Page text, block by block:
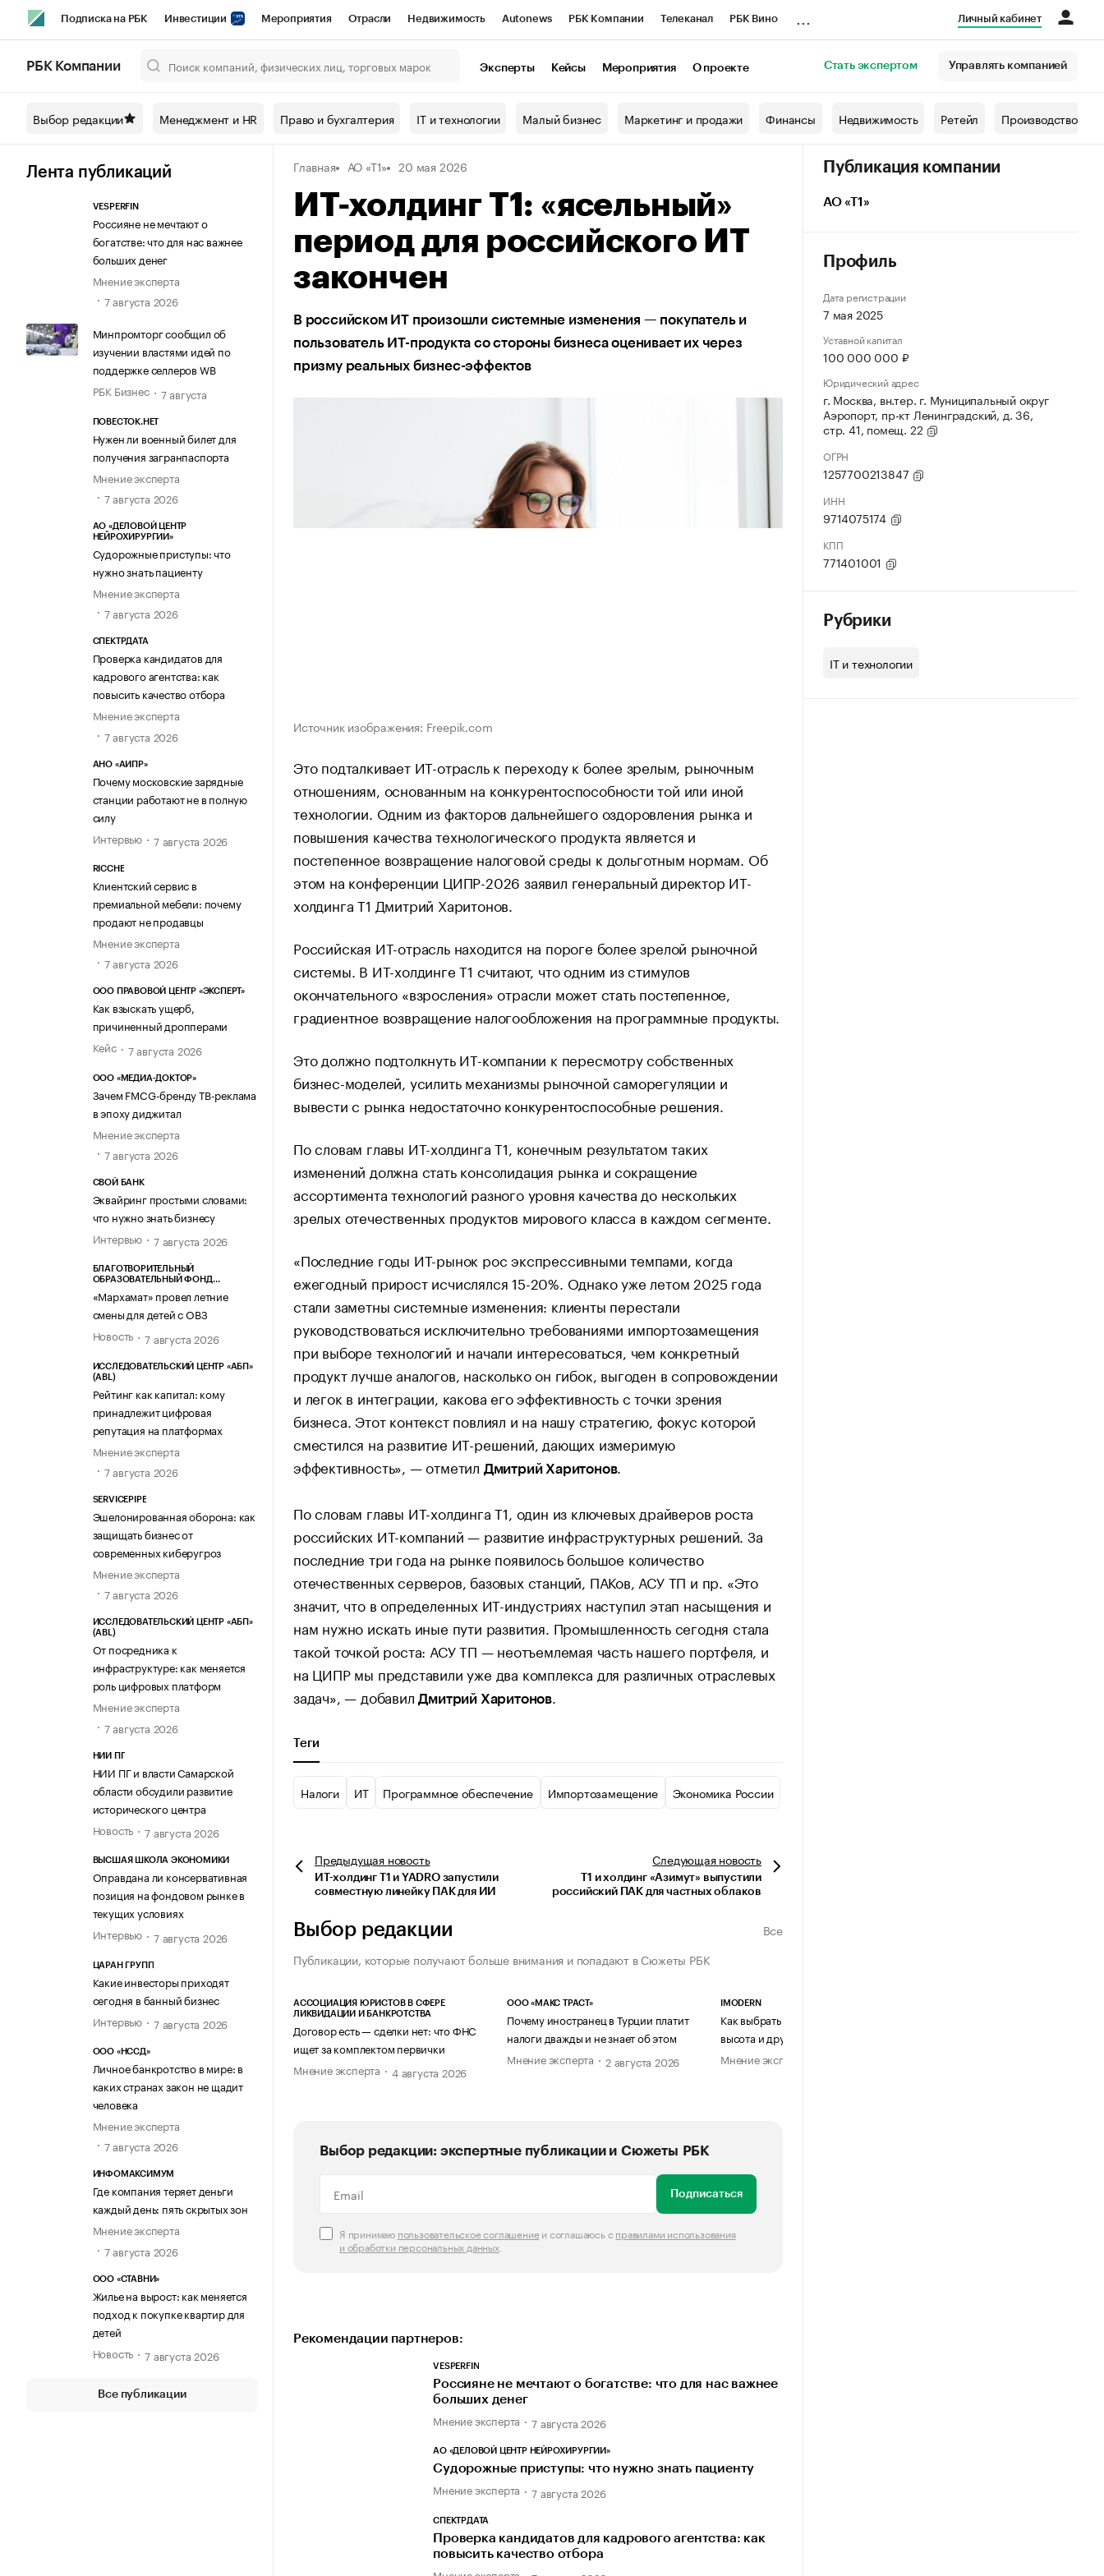
Подписка на РБК Инвестиции Мероприятия Отрасли Недвижимость Autonews РБК Компании Телеканал РБК Вино
Спецпроекты СПб Конференции СПб Спецпроекты Проверка контрагентов
Технологии и медиа Рынок наличной валюты
Личный кабинет
РБК Компании Эксперты Кейсы Мероприятия О проекте Стать экспертом Управлять компанией
Выбор редакции Менеджмент и HR Право и бухгалтерия IT и технологии Малый бизнес Маркетинг и продажи Финансы Недвижимость Ретейл Производство
Лента публикаций
VESPERFIN
Россияне не мечтают о
богатстве: что для нас важнее
больших денег
Мнение эксперта
7 августа 2026
Минпромторг сообщил об
изучении властями идей по
поддержке селлеров WB
РБК Бизнес
7 августа
ПОВЕСТОК.НЕТ
Нужен ли военный билет для
получения загранпаспорта
Мнение эксперта
7 августа 2026
АО «ДЕЛОВОЙ ЦЕНТР
НЕЙРОХИРУРГИИ»
Судорожные приступы: что
нужно знать пациенту
Мнение эксперта
7 августа 2026
СПЕКТРДАТА
Проверка кандидатов для
кадрового агентства: как
повысить качество отбора
Мнение эксперта
7 августа 2026
АНО «АИПР»
Почему московские зарядные
станции работают не в полную
силу
Интервью
7 августа 2026
RICCHE
Клиентский сервис в
премиальной мебели: почему
продают не продавцы
Мнение эксперта
7 августа 2026
ООО ПРАВОВОЙ ЦЕНТР «ЭКСПЕРТ»
Как взыскать ущерб,
причиненный дропперами
Кейс
7 августа 2026
ООО «МЕДИА-ДОКТОР»
Зачем FMCG-бренду ТВ-реклама
в эпоху диджитал
Мнение эксперта
7 августа 2026
СВОЙ БАНК
Эквайринг простыми словами:
что нужно знать бизнесу
Интервью
7 августа 2026
БЛАГОТВОРИТЕЛЬНЫЙ
ОБРАЗОВАТЕЛЬНЫЙ ФОНД
«Мархамат» провел летние
смены для детей с ОВЗ
Новость
7 августа 2026
ИССЛЕДОВАТЕЛЬСКИЙ ЦЕНТР «АБП»
(ABL)
Рейтинг как капитал: кому
принадлежит цифровая
репутация на платформах
Мнение эксперта
7 августа 2026
SERVICEPIPE
Эшелонированная оборона: как
защищать бизнес от
современных киберугроз
Мнение эксперта
7 августа 2026
ИССЛЕДОВАТЕЛЬСКИЙ ЦЕНТР «АБП»
(ABL)
От посредника к
инфраструктуре: как меняется
роль цифровых платформ
Мнение эксперта
7 августа 2026
НИИ ПГ
НИИ ПГ и власти Самарской
области обсудили развитие
исторического центра
Новость
7 августа 2026
ВЫСШАЯ ШКОЛА ЭКОНОМИКИ
Оправдана ли консервативная
позиция на фондовом рынке в
текущих условиях
Интервью
7 августа 2026
ЦАРАН ГРУПП
Какие инвесторы приходят
сегодня в банный бизнес
Интервью
7 августа 2026
ООО «НССД»
Личное банкротство в мире: в
каких странах закон не щадит
человека
Мнение эксперта
7 августа 2026
ИНФОМАКСИМУМ
Где компания теряет деньги
каждый день: пять скрытых зон
Мнение эксперта
7 августа 2026
ООО «СТАВНИ»
Жилье на вырост: как меняется
подход к покупке квартир для
детей
Новость
7 августа 2026
Все публикации
Главная АО «Т1» 20 мая 2026
ИТ-холдинг Т1: «ясельный»
период для российского ИТ
закончен
В российском ИТ произошли системные изменения — покупатель и
пользователь ИТ-продукта со стороны бизнеса оценивает их через
призму реальных бизнес-эффектов
Источник изображения: Freepik.com
Это подталкивает ИТ-отрасль к переходу к более зрелым, рыночным
отношениям, основанным на конкурентоспособности той или иной
технологии. Одним из факторов дальнейшего оздоровления рынка и
повышения качества технологического продукта является и
постепенное возвращение налоговой среды к дольготным нормам. Об
этом на конференции ЦИПР-2026 заявил генеральный директор ИТ-
холдинга Т1 Дмитрий Харитонов.
Российская ИТ-отрасль находится на пороге более зрелой рыночной
системы. В ИТ-холдинге Т1 считают, что одним из стимулов
окончательного «взросления» отрасли может стать постепенное,
градиентное возвращение налогообложения на программные продукты.
Это должно подтолкнуть ИТ-компании к пересмотру собственных
бизнес-моделей, усилить механизмы рыночной саморегуляции и
вывести с рынка недостаточно конкурентоспособные решения.
По словам главы ИТ-холдинга Т1, конечным результатом таких
изменений должна стать консолидация рынка и сокращение
ассортимента технологий разного уровня качества до нескольких
зрелых отечественных продуктов мирового класса в каждом сегменте.
«Последние годы ИТ-рынок рос экспрессивными темпами, когда
ежегодный прирост исчислялся 15-20%. Однако уже летом 2025 года
стали заметны системные изменения: клиенты перестали
руководствоваться исключительно требованиями импортозамещения
при выборе технологий и начали интересоваться, чем конкретный
продукт лучше аналогов, насколько он гибок, выгоден в сопровождении
и легок в интеграции, какова его эффективность с точки зрения
бизнеса. Этот контекст повлиял и на нашу стратегию, фокус которой
сместился на развитие ИТ-решений, дающих измеримую
эффективность», — отметил Дмитрий Харитонов.
По словам главы ИТ-холдинга Т1, один из ключевых драйверов роста
российских ИТ-компаний — развитие инфраструктурных решений. За
последние три года на рынке появилось большое количество
отечественных серверов, базовых станций, ПАКов, АСУ ТП и пр. «Это
значит, что в определенных ИТ-индустриях наступил этап насыщения и
нам нужно искать иные пути развития. Промышленность сегодня стала
такой точкой роста: АСУ ТП — неотъемлемая часть нашего портфеля, и
на ЦИПР мы представили уже два комплекса для различных отраслевых
задач», — добавил Дмитрий Харитонов
Теги
Налоги ИТ Программное обеспечение Импортозамещение Экономика России
Предыдущая новость
ИТ-холдинг T1 и YADRO запустили
совместную линейку ПАК для ИИ
Следующаяновость
Т1 и холдинг «Азимут» выпустили
российский ПАК для частных облаков
Выбор редакции
Все
Публикации, которые получают больше внимания и попадают в Сюжеты РБК
АССОЦИАЦИЯ ЮРИСТОВ В СФЕРЕ
ЛИКВИДАЦИИ И БАНКРОТСТВА
Договор есть — сделки нет: что ФНС
ищет за комплектом первички
Мнение эксперта
4 августа 2026
ООО «МАКС ТРАСТ»
Почему иностранец в Турции платит
налоги дважды и не знает об этом
Мнение эксперта
2 августа 2026
IMODERN
Как выбрать журнальный столик:
высота и другие ключевые параметры
Мнение эксперта
Выбор редакции: экспертные публикации и Сюжеты РБК
Подписаться
Я принимаю пользовательское соглашениеи соглашаюсь с правилами использования
и обработки персональных данных.
Рекомендации партнеров:
VESPERFIN
Россияне не мечтают о богатстве: что для нас важнее
больших денег
Мнение эксперта 7 августа 2026
АО «ДЕЛОВОЙ ЦЕНТР НЕЙРОХИРУРГИИ»
Судорожные приступы: что нужно знать пациенту
Мнение эксперта 7 августа 2026
СПЕКТРДАТА
Проверка кандидатов для кадрового агентства: как
повысить качество отбора
Публикация компании
АО «Т1»
Профиль
Дата регистрации
7 мая 2025
Уставной капитал
100 000 000 ₽
Юридический адрес
г. Москва, вн.тер. г. Муниципальный округ
Аэропорт, пр-кт Ленинградский, д. 36,
стр. 41, помещ. 22
ОГРН
1257700213847
ИНН
9714075174
КПП
771401001
Рубрики
IT и технологии